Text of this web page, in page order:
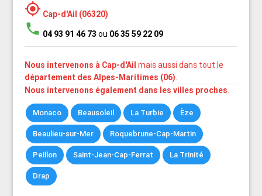
my_location Cap-d'Ail (06320)
phone 04 93 91 46 73 ou 06 35 59 22 09
Nous intervenons à Cap-d'Ail mais aussi dans tout le
département des Alpes-Maritimes (06).
Nous intervenons également dans les villes proches.
Monaco Beausoleil La Turbie Èze
Beaulieu-sur-Mer Roquebrune-Cap-Martin
Peillon Saint-Jean-Cap-Ferrat La Trinité
Drap